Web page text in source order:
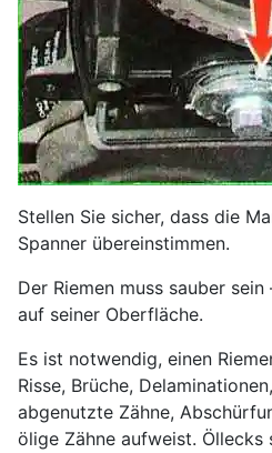
Stellen Sie sicher, dass die
Spanner übereinstimmen.
Der Riemen muss sauber
auf seiner Oberfläche.
Es ist notwendig, einen
Risse, Brüche,
abgenutzte Zähne,
ölige Zähne aufweist.